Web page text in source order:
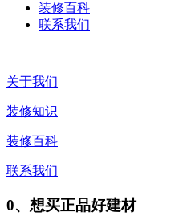
装修百科
联系我们
关于我们
装修知识
装修百科
联系我们
0、想买正品好建材